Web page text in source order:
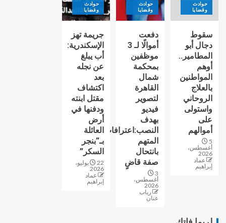
حوادث
وقضايا
سقوط
دجال أبو
المطامير..
أوهم
المواطنين
بالعلاج
الروحاني
واستولى
على
أموالهم
5
أغسطس،
2026
عماد
إبراهيم
حوادث
وقضايا
دفعت
أموالًا لـ 3
موظفين
بمحكمة
شمال
القاهرة
لتصوير
فيديو
بهدف
النصب:اعترافات
المتهم
بانتحال
صفة قاضٍ
3
أغسطس،
2026
رباب
عنان
حوادث
وقضايا
جريمة تهز
الإسكندرية:
أب يبلغ
عن نجله
بعد
اكتشاف
مقتل ابنته
ودفنها في
أرض
العائلة
بـ”بنجر
السكر”
22 يوليو،
2026
عماد
إبراهيم